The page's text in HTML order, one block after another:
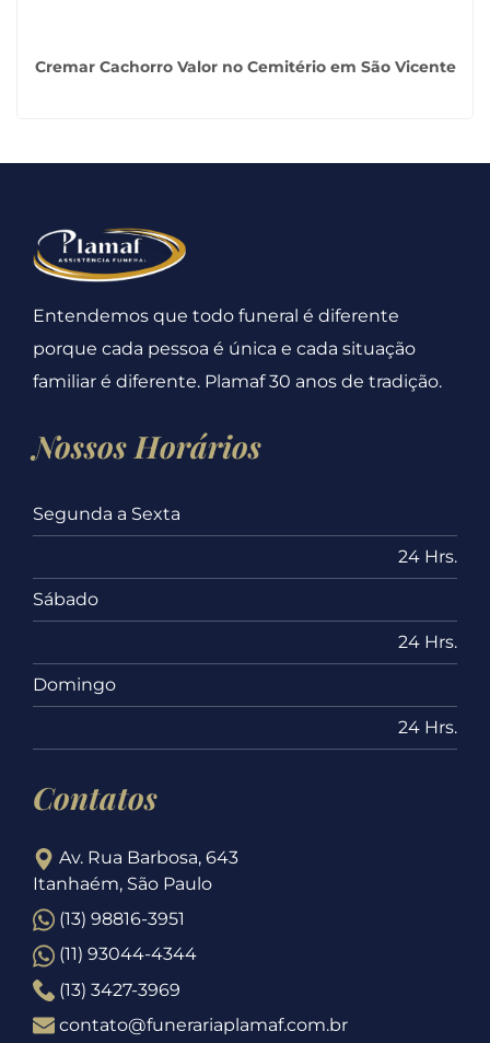
Cremar Cachorro Valor no Cemitério em São Vicente
Entendemos que todo funeral é diferente
porque cada pessoa é única e cada situação
familiar é diferente. Plamaf 30 anos de tradição.
Nossos Horários
Segunda a Sexta
24 Hrs.
Sábado
24 Hrs.
Domingo
24 Hrs.
Contatos
Av. Rua Barbosa, 643
Itanhaém, São Paulo
(13) 98816-3951
(11) 93044-4344
(13) 3427-3969
contato@funerariaplamaf.com.br